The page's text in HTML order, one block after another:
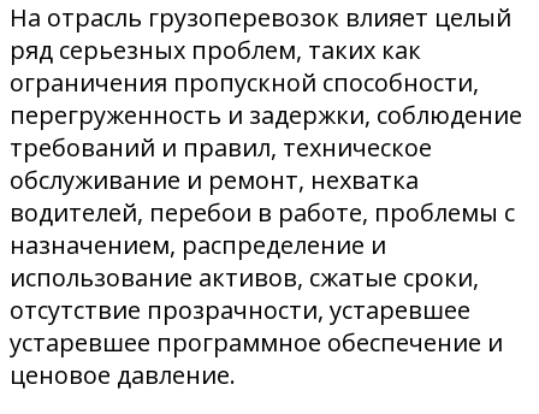
На отрасль грузоперевозок влияет целый
ряд серьезных проблем, таких как
ограничения пропускной способности,
перегруженность и задержки, соблюдение
требований и правил, техническое
обслуживание и ремонт, нехватка
водителей, перебои в работе, проблемы с
назначением, распределение и
использование активов, сжатые сроки,
отсутствие прозрачности, устаревшее
устаревшее программное обеспечение и
ценовое давление.